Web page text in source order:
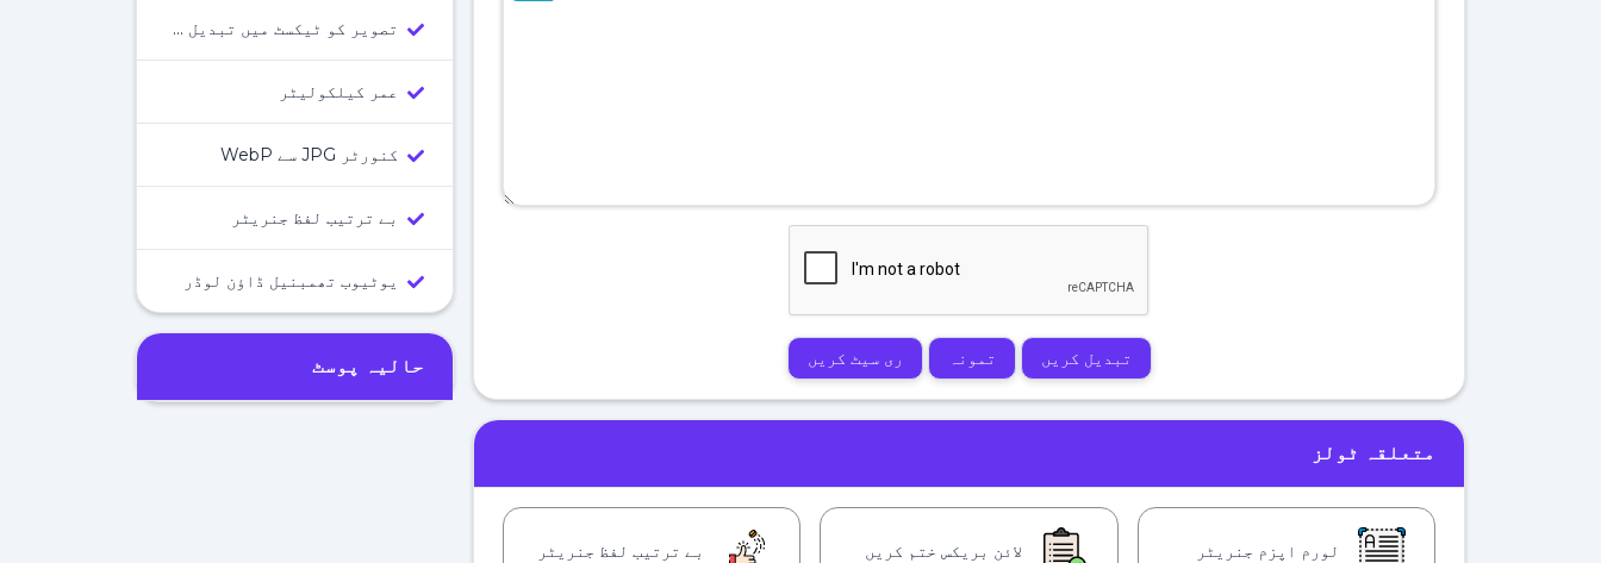
تبدیل کریں تمونہ ری سیٹ کریں
متعلقہ ٹولز
لورم اپزم جنریٹر لائن بریکس ختم کریں بے ترتیب لفظ جنریٹر
تصویر کو ٹیکسٹ میں تبدیل کرنے والا ٹول
عمر کیلکولیٹر
کنورٹر JPG سے WebP
بے ترتیب لفظ جنریٹر
یوٹیوب تھمبنیل ڈاؤن لوڈر
حالیہ پوسٹ